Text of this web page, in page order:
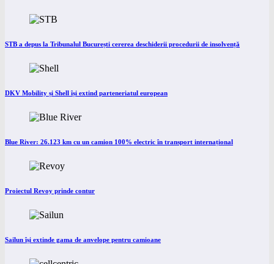
STB a depus la Tribunalul București cererea deschiderii procedurii de insolvență
DKV Mobility și Shell își extind parteneriatul european
Blue River: 26.123 km cu un camion 100% electric în transport internațional
Proiectul Revoy prinde contur
Sailun își extinde gama de anvelope pentru camioane